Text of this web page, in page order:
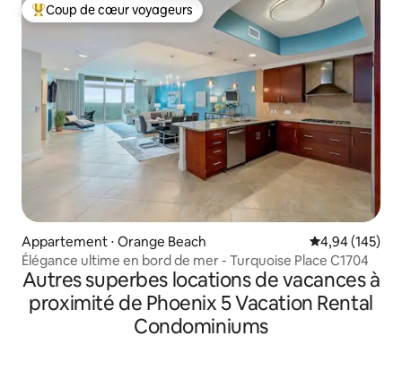
Coups de cœur voyageurs les plus appréciés
Coup de cœur voyageurs
Appartement ⋅ Orange Beach Évaluation
4,94 (145)
Élégance ultime en bord de mer - Turquoise Place C1704
Autres superbes locations de vacances à
proximité de Phoenix 5 Vacation Rental
Condominiums